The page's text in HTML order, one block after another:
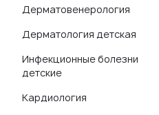
Дерматовенерология
Дерматология детская
Инфекционные болезни
детские
Кардиология